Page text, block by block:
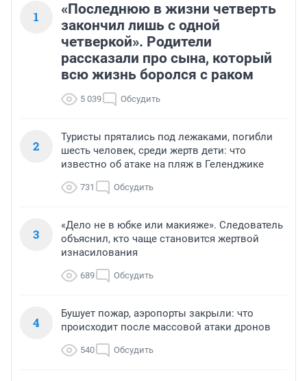
1
«Последнюю в жизни четверть
закончил лишь с одной
четверкой». Родители
рассказали про сына, который
всю жизнь боролся с раком
5 039 Обсудить
2
Туристы прятались под лежаками, погибли
шесть человек, среди жертв дети: что
известно об атаке на пляж в Геленджике
731 Обсудить
3
«Дело не в юбке или макияже». Следователь
объяснил, кто чаще становится жертвой
изнасилования
689 Обсудить
4
Бушует пожар, аэропорты закрыли: что
происходит после массовой атаки дронов
540 Обсудить